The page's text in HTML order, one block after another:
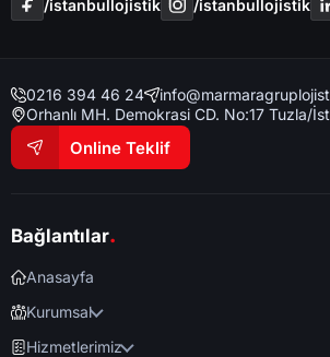
/i̇stanbullojistik /i̇stanbullojistik
0216 394 46 24
Orhanlı MH. Demokrasi CD. No:17 Tuzla/
Online Teklif
Bağlantılar.
Anasayfa
Kurumsal
Hizmetlerimiz